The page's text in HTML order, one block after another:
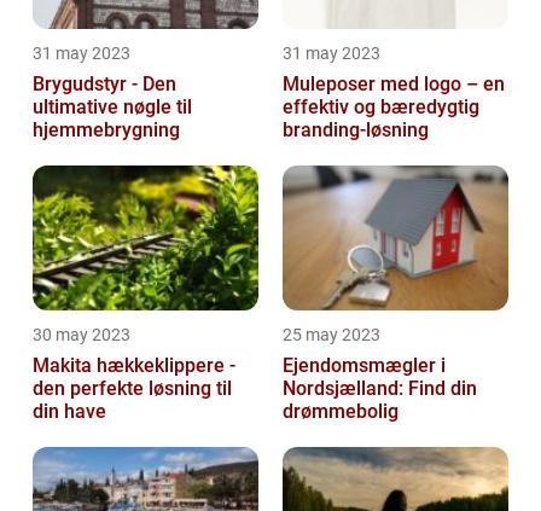
31 may 2023
Brygudstyr - Den
ultimative nøgle til
hjemmebrygning
31 may 2023
Muleposer med logo – en
effektiv og bæredygtig
branding-løsning
30 may 2023
Makita hækkeklippere -
den perfekte løsning til
din have
25 may 2023
Ejendomsmægler i
Nordsjælland: Find din
drømmebolig